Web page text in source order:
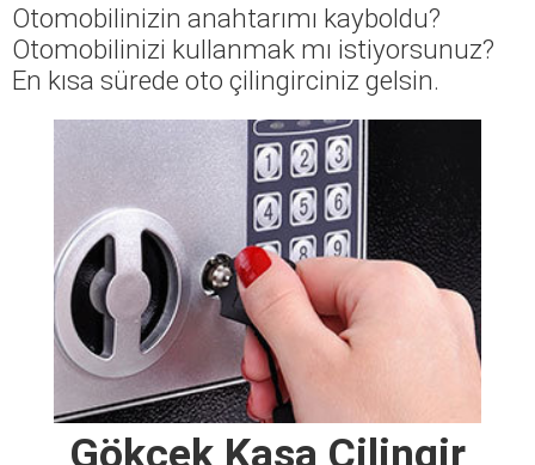
Otomobilinizin anahtarımı kayboldu?
Otomobilinizi kullanmak mı istiyorsunuz?
En kısa sürede oto çilingirciniz gelsin.
Gökçek Kasa Çilingir